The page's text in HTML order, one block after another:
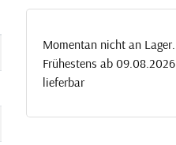
Momentan nicht an Lager.
Frühestens ab 09.08.2026
lieferbar